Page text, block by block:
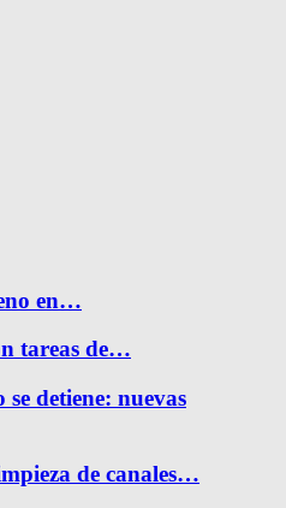
en…
tareas de…
detiene: nuevas
de canales…